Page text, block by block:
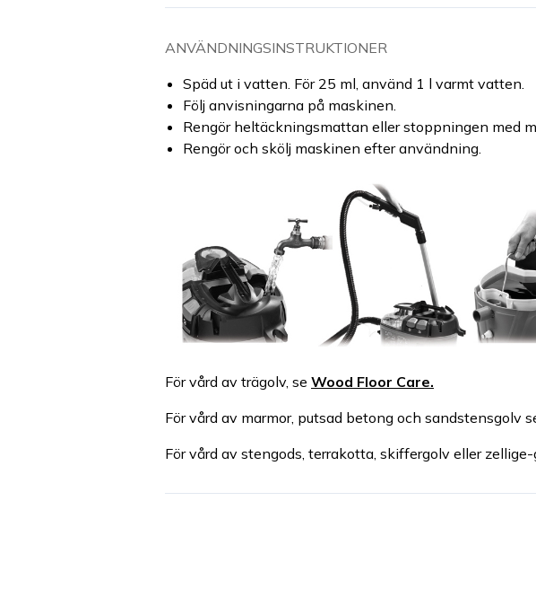
ANVÄNDNINGSINSTRUKTIONER
Späd ut i vatten. För 25 ml, använd 1 l varmt vatten.
Följ anvisningarna på maskinen.
Rengör heltäckningsmattan eller stoppningen med
Rengör och skölj maskinen efter användning.
För vård av trägolv, se Wood Floor Care.
För vård av marmor, putsad betong och sandstensgolv
För vård av stengods, terrakotta, skiffergolv eller